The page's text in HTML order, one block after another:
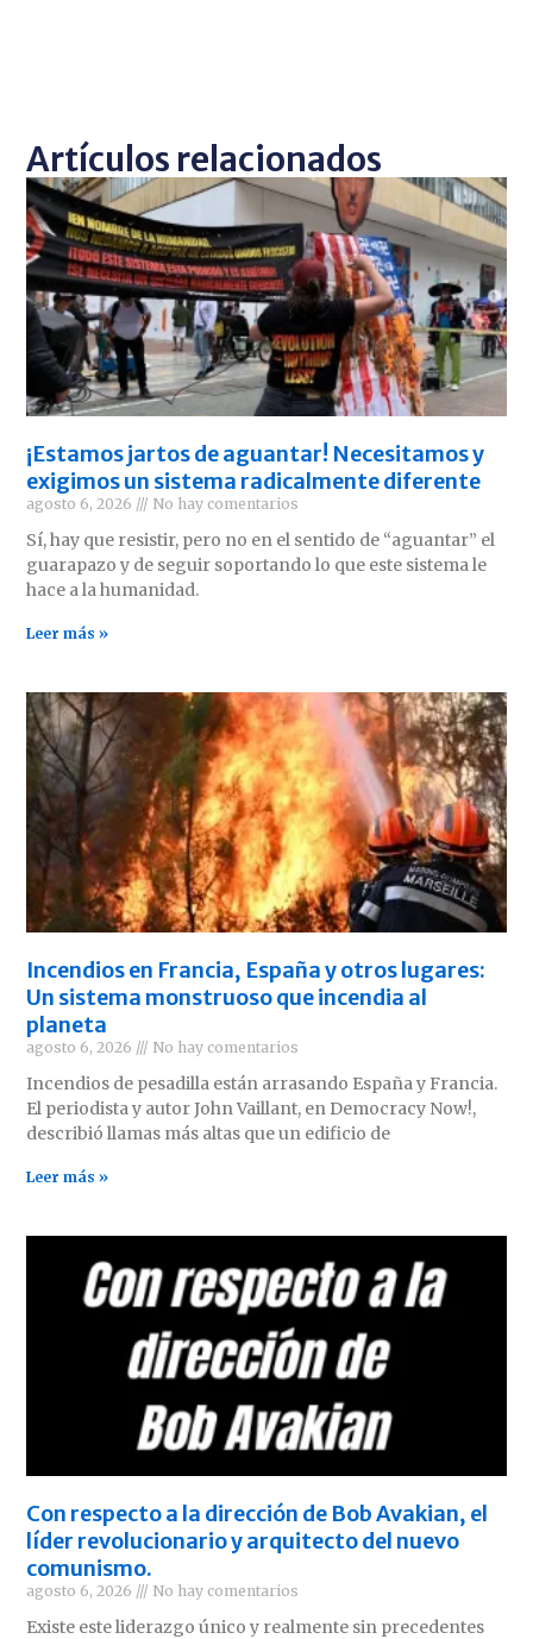
Artículos relacionados
¡Estamos jartos de aguantar! Necesitamos y
exigimos un sistema radicalmente diferente
agosto 6, 2026 No hay comentarios
Sí, hay que resistir, pero no en el sentido de “aguantar” el
guarapazo y de seguir soportando lo que este sistema le
hace a la humanidad.
Leer más »
Incendios en Francia, España y otros lugares:
Un sistema monstruoso que incendia al
planeta
agosto 6, 2026 No hay comentarios
Incendios de pesadilla están arrasando España y Francia.
El periodista y autor John Vaillant, en Democracy Now!,
describió llamas más altas que un edificio de
Leer más »
Con respecto a la dirección de Bob Avakian, el
líder revolucionario y arquitecto del nuevo
comunismo.
agosto 6, 2026 No hay comentarios
Existe este liderazgo único y realmente sin precedentes